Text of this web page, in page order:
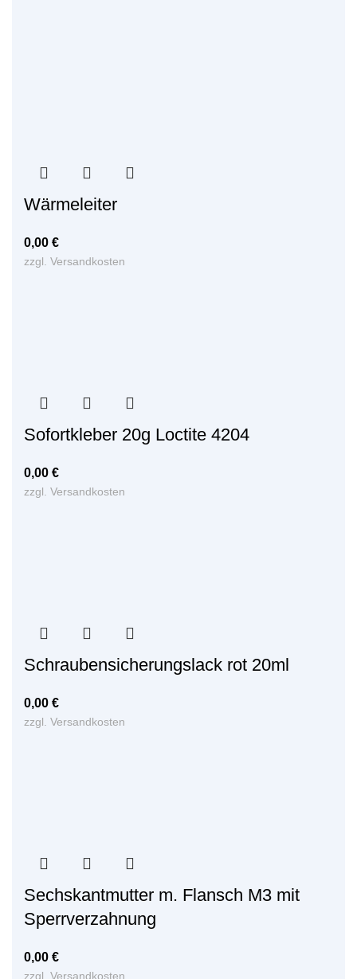
Wärmeleiter
0,00 €
zzgl. Versandkosten
Sofortkleber 20g Loctite 4204
0,00 €
zzgl. Versandkosten
Schraubensicherungslack rot 20ml
0,00 €
zzgl. Versandkosten
Sechskantmutter m. Flansch M3 mit
Sperrverzahnung
0,00 €
zzgl. Versandkosten